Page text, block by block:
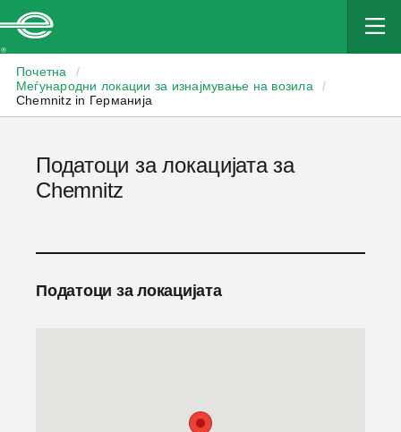
Почетна
/
Меѓународни локации за изнајмување на возила
/
Chemnitz in Германија
Податоци за локацијата за
Chemnitz
Податоци за локацијата